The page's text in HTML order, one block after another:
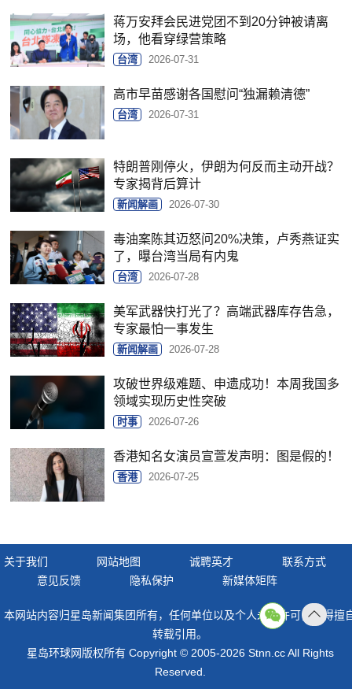
蒋万安拜会民进党团不到20分钟被请离
场，他看穿绿营策略
台湾 2026-07-31
高市早苗感谢各国慰问“独漏赖清德”
台湾 2026-07-31
特朗普刚停火，伊朗为何反而主动开战？
专家揭背后算计
新闻解画 2026-07-30
毒油案陈其迈怒问20%决策，卢秀燕证实
了，曝台湾当局有内鬼
台湾 2026-07-28
美军武器快打光了？高端武器库存告急，
专家最怕一事发生
新闻解画 2026-07-28
攻破世界级难题、申遗成功！本周我国多
领域实现历史性突破
时事 2026-07-26
香港知名女演员宣萱发声明：图是假的！
香港 2026-07-25
关于我们 网站地图 诚聘英才
联系方式
意见反馈
隐私保护 新媒体矩阵
本网站内容归星岛新闻集团所有，任何单位以及个人未经许可，不得擅
转载引用。
星岛环球网版权所有 Copyright © 2005-2026 Stnn.cc All Rights
Reserved.
顶部